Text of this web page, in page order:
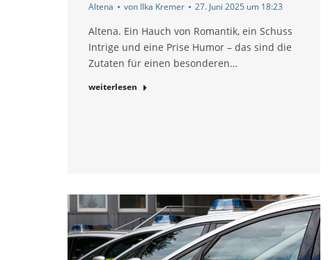
Altena von Ilka Kremer 27. Juni 2025 um 18:23
Altena. Ein Hauch von Romantik, ein Schuss
Intrige und eine Prise Humor – das sind die
Zutaten für einen besonderen…
weiterlesen